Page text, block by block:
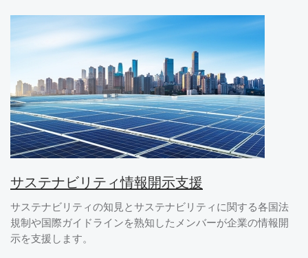
サステナビリティ情報開示支援
サステナビリティの知見とサステナビリティに関する各国法
規制や国際ガイドラインを熟知したメンバーが企業の情報開
示を支援します。